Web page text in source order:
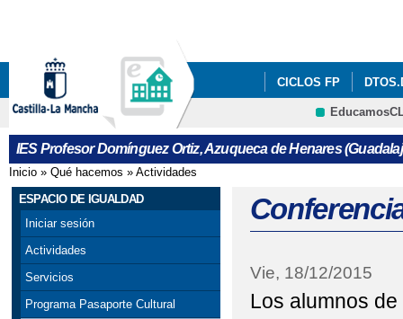
CICLOS FP
SECCIÓN ESO
ESPACIO DE
REVISTA VOZ DE
VOTA NUESTRO
INFORMACION
ERASMUS DAYS
CRFP
IES Profesor Domínguez Ortiz, Azuqueca de Henares
Se encuentra usted aquí
Inicio » Qué hacemos » Actividades
ESPACIO DE IGUALDAD
Iniciar sesión
Actividades
Servicios
Programa Pasaporte Cultural
Vie, 18/12/2015
Los alumnos